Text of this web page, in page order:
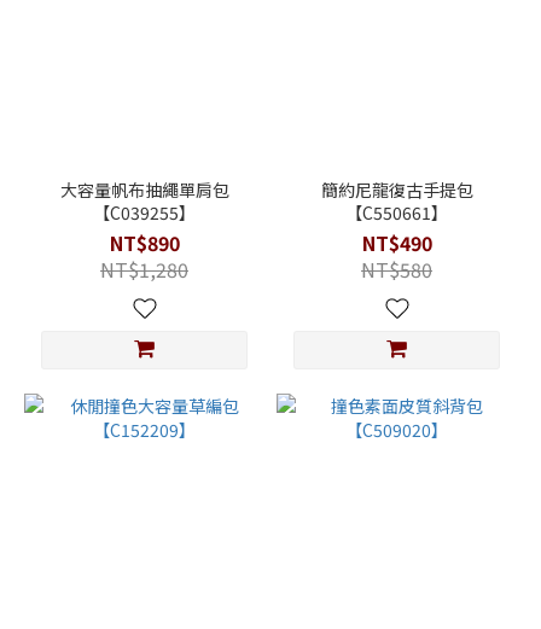
大容量帆布抽繩單肩包
【C039255】
NT$890
NT$1,280
簡約尼龍復古手提包
【C550661】
NT$490
NT$580